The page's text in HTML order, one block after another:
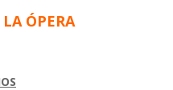
ÓPERA